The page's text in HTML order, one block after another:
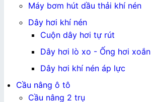
Máy bơm hút dầu thải khí nén
Dây hơi khí nén
Cuộn dây hơi tự rút
Dây hơi lò xo - Ống hơi xoắn
Dây hơi khí nén áp lực
Cầu nâng ô tô
Cầu nâng 2 trụ